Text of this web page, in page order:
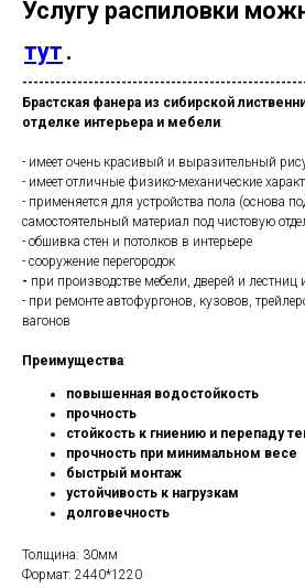
Услугу распиловки
тут .
Брастская фанера из сибирской
отделке интерьера и мебели:
- имеет очень красивый и выразительный
- имеет отличные физико-механические
- применяется для устройства пола (основа
самостоятельный материал под чистовую
- обшивка стен и потолков в интерьере
- сооружение перегородок
- при производстве мебели, дверей и лестниц
- при ремонте автофургонов, кузовов,
вагонов
Преимущества:
повышенная водостойкость
прочность
стойкость к гниению и перепаду
прочность при минимальном весе
быстрый монтаж
устойчивость к нагрузкам
долговечность
Толщина: 30мм
Формат: 2440*1220